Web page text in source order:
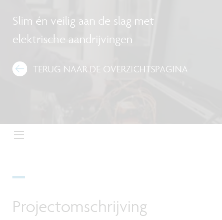
Slim én veilig aan de slag met
elektrische aandrijvingen
TERUG NAAR DE OVERZICHTSPAGINA
Projectomschrijving